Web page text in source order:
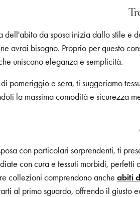
dell'abito da sposa inizia dallo stile e
avrai bisogno. Proprio per questo
uniscano eleganza e semplicità.
pomeriggio e sera, ti suggeriamo
la massima comodità e sicurezza
con particolari sorprendenti, ti
con cura e tessuti morbidi,
collezioni comprendono ancheabiti
al primo sguardo, offrendo il giusto